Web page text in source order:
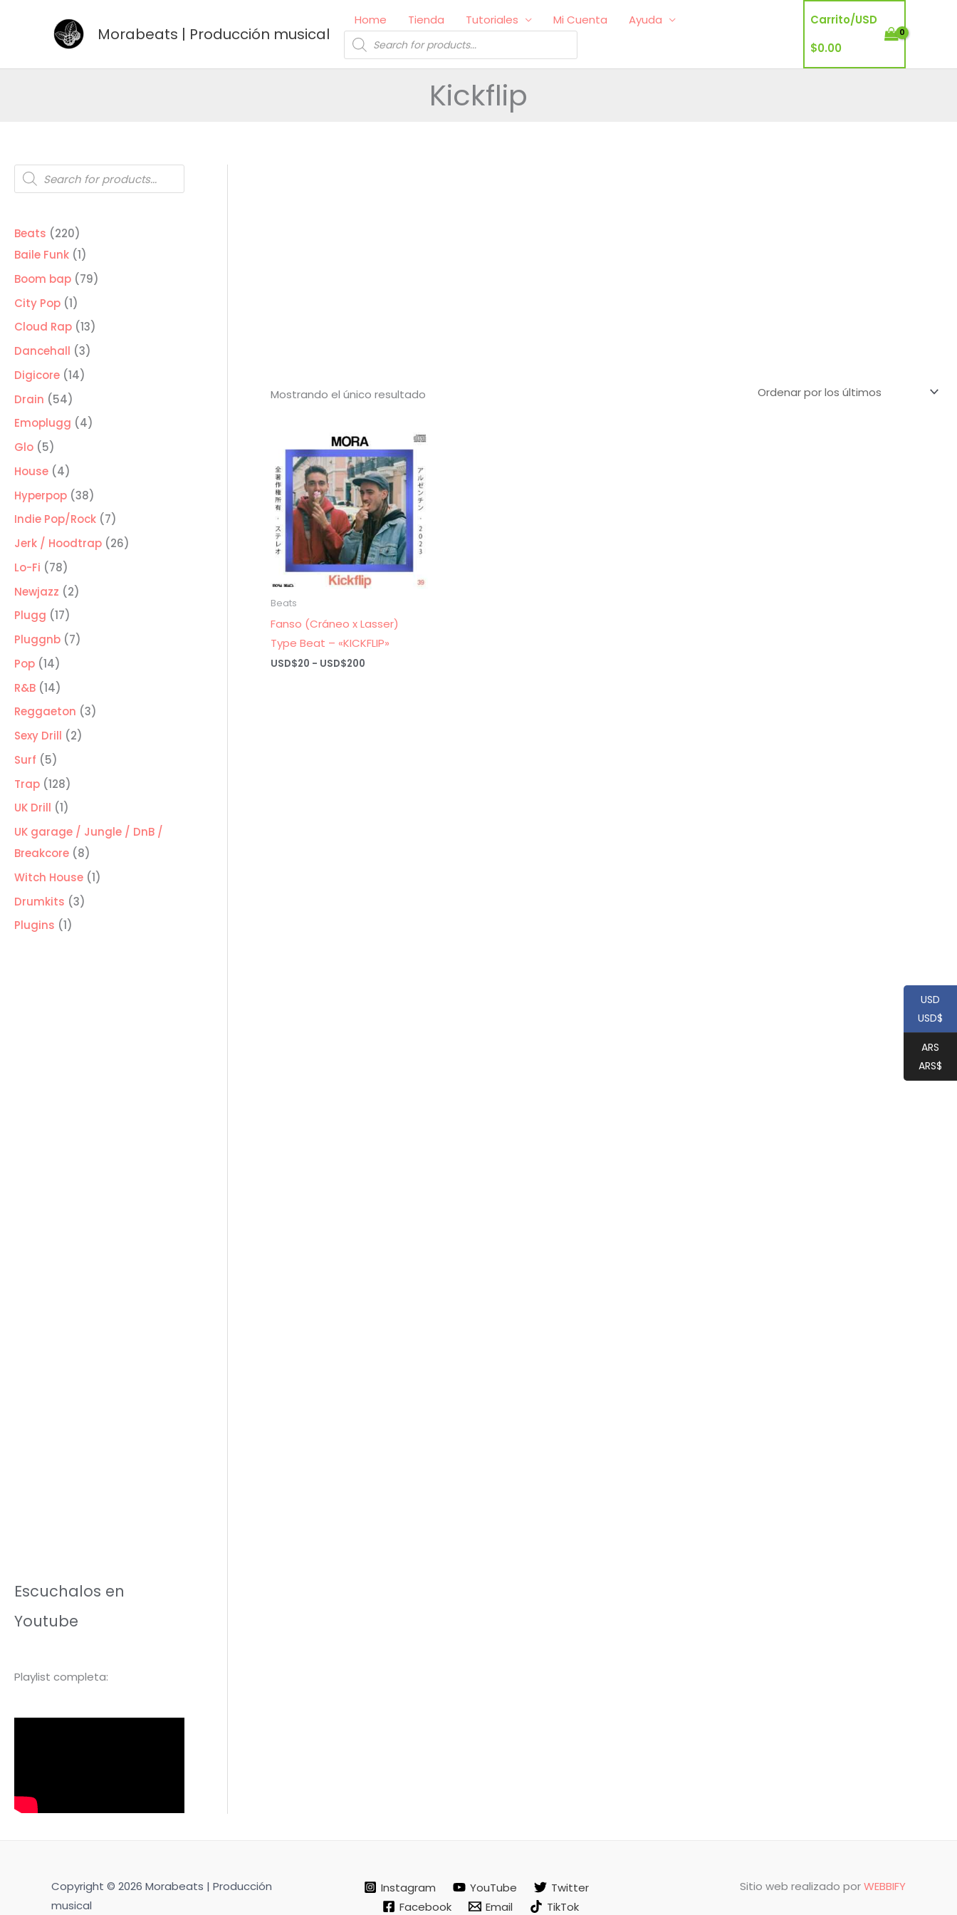
Morabeats | Producción musical
Home Tienda Tutoriales Mi Cuenta
Ayuda
Búsqueda
de
productos
Carrito/USD
$0.00
Kickflip
Búsqueda
de
productos
Beats 220220
productos
Baile Funk 11
producto
Boom bap 7979
City Pop 11
producto
Cloud Rap 1313
Dancehall 33
Digicore 1414
Drain 5454
productos
Emoplugg 44
Glo 55
productos
House 44
productos
Hyperpop 3838
productos
Indie Pop/Rock 77
productos
Jerk / Hoodtrap 2626
Lo-Fi 7878
productos
Newjazz 22
Plugg 1717
productos
Pluggnb 77
Pop 1414
productos
R&B 1414
productos
Reggaeton 33
Sexy Drill 22
Surf 55
productos
Trap 128128
productos
UK Drill 11
producto
UK garage / Jungle / DnB /
Breakcore
88
productos
Witch House 11
Drumkits 33
Plugins 11
Escuchalos en
Youtube
Playlist completa:
Mostrando el único resultado
Beats
Fanso (Cráneo x Lasser)
Type Beat – «KICKFLIP»
USD$20 - USD$200Rango
Copyright © 2026 Morabeats | Producción
musical
Instagram YouTube
Twitter
Facebook
Email TikTok
Sitio web realizado porWEBBIFY
USD
USD$
ARS
ARS$